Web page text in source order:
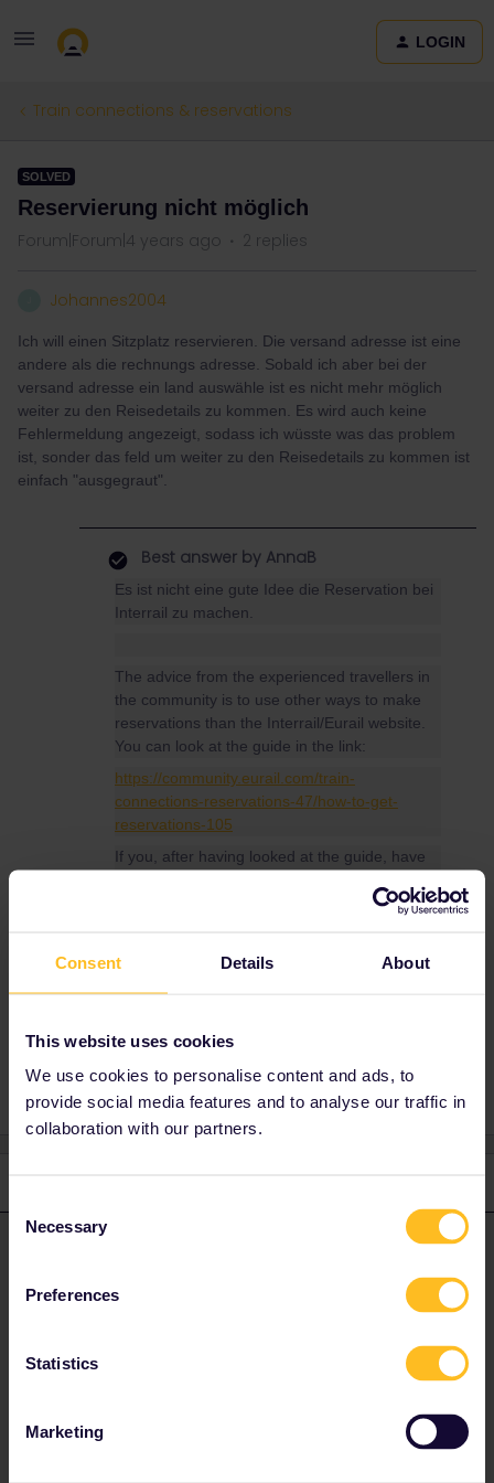
Consent Details About
This website uses cookies
We use cookies to personalise content and ads, to
provide social media features and to analyse our traffic in
collaboration with our partners.
Selection
Necessary
Preferences
Statistics
Marketing
LOGIN
Train connections & reservations
SOLVED
Reservierung nicht möglich
Forum|Forum|4 years ago 2 replies
Johannes2004
Ich will einen Sitzplatz reservieren. Die versand adresse ist eine
andere als die rechnungs adresse. Sobald ich aber bei der
versand adresse ein land auswähle ist es nicht mehr möglich
weiter zu den Reisedetails zu kommen. Es wird auch keine
Fehlermeldung angezeigt, sodass ich wüsste was das problem
ist, sonder das feld um weiter zu den Reisedetails zu kommen ist
einfach "ausgegraut".
Best answer by AnnaB
Es ist nicht eine gute Idee die Reservation bei
Interrail zu machen.
The advice from the experienced travellers in
the community is to use other ways to make
reservations than the Interrail/Eurail website.
You can look at the guide in the link:
https://community.eurail.com/train-
connections-reservations-47/how-to-get-
reservations-105
If you, after having looked at the guide, have
reservation, please give your travel details
Reservation
Forum|Forum|4 years ago
Es ist nicht eine gute Idee die Reservation bei Interrail zu
The advice from the experienced travellers in the community is to
website. You can look at the guide in the link: